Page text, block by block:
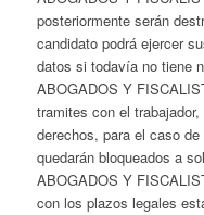
posteriormente serán
candidato podrá ejercer
datos si todavía no tiene
ABOGADOS Y
tramites con el
derechos, para el caso
quedarán bloqueados a
ABOGADOS Y
con los plazos legales